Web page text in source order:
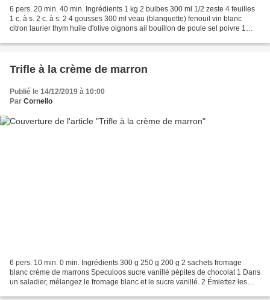
6 pers. 20 min. 40 min. Ingrédients 1 kg 2 bulbes 300 ml 1/2 zeste 4 feuilles
1 c. à s. 2 c. à s. 2 4 gousses 300 ml veau (blanquette) fenouil vin blanc
citron laurier thym huile d'olive oignons ail bouillon de poule sel poivre 1
Trifle à la crème de marron
Publié le 14/12/2019 à 10:00
Par Cornello
6 pers. 10 min. 0 min. Ingrédients 300 g 250 g 200 g 2 sachets fromage
blanc crème de marrons Speculoos sucre vanillé pépites de chocolat 1 Dans
un saladier, mélangez le fromage blanc et le sucre vanillé. 2 Émiettez les